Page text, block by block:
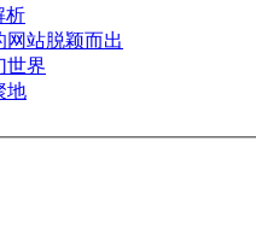
析
站脱颖而出
世界
地